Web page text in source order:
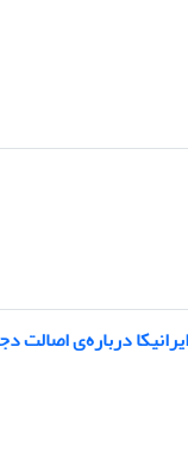
درباره‌ی اصالت